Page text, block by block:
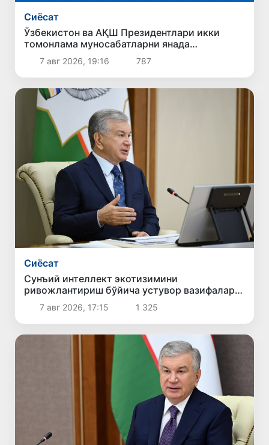
Сиёсат
Ўзбекистон ва АҚШ Президентлари икки
томонлама муносабатларни янада
мустаҳкамлаш истиқболларини муҳокама
қилдилар
7 авг 2026, 19:16 787
Сиёсат
Сунъий интеллект экотизимини
ривожлантириш бўйича устувор вазифалар
белгиланди
7 авг 2026, 17:15 1 325